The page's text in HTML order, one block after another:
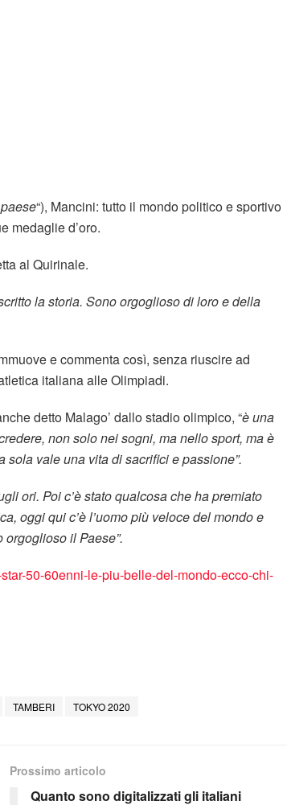
“), Mancini: tutto il mondo politico e sportivo
medaglie d’oro.
al Quirinale.
la storia. Sono orgoglioso di loro e della
e commenta così, senza riuscire ad
italiana alle Olimpiadi.
detto Malago’ dallo stadio olimpico, “è una
non solo nei sogni, ma nello sport, ma è
vale una vita di sacrifici e passione”.
ori. Poi c’è stato qualcosa che ha premiato
oggi qui c’è l’uomo più veloce del mondo e
il Paese”.
50-60enni-le-piu-belle-del-mondo-ecco-chi-
TAMBERI TOKYO 2020
Prossimo articolo
Quanto sono digitalizzati gli italiani